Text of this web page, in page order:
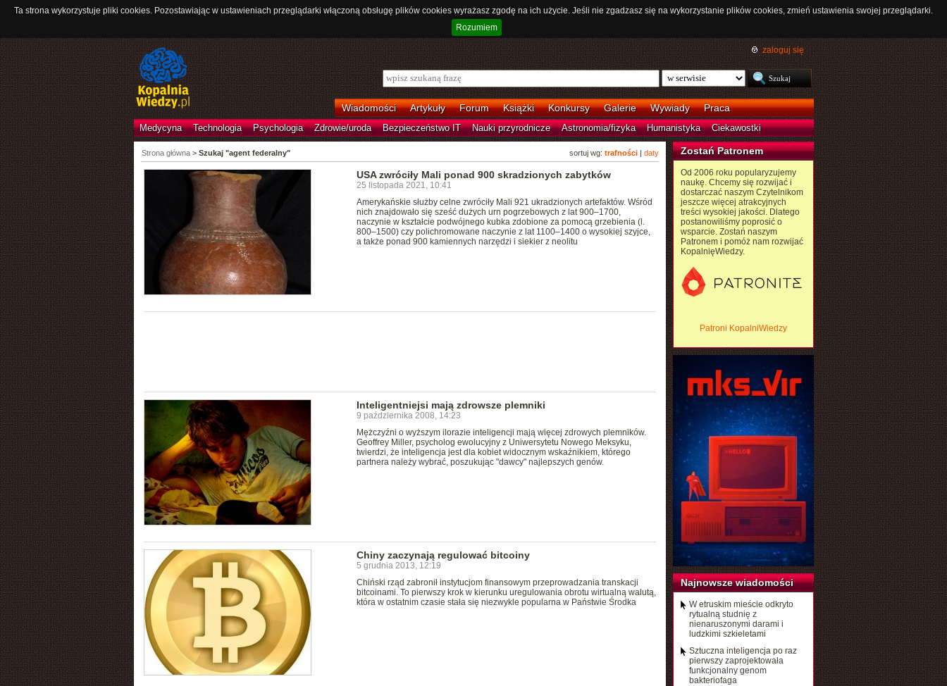
Ta strona wykorzystuje pliki cookies. Pozostawiając w ustawieniach przeglądarki włączoną obsługę plików cookies wyrażasz zgodę na ich użycie. Jeśli nie zgadzasz się na wykorzystanie plików cookies, zmień ustawienia swojej przeglądarki.
Rozumiem
zaloguj się
Wiadomości Artykuły Forum Książki Konkursy Galerie Wywiady Praca
Medycyna Technologia Psychologia Zdrowie/uroda Bezpieczeństwo IT Nauki przyrodnicze Astronomia/fizyka Humanistyka Ciekawostki
sortuj wg: trafności| daty
Strona główna> Szukaj "agent federalny"
USA zwróciły Mali ponad 900 skradzionych zabytków
25 listopada 2021, 10:41
Amerykańskie służby celne zwróciły Mali 921 ukradzionych artefaktów. Wśród
nich znajdowało się sześć dużych urn pogrzebowych z lat 900–1700,
naczynie w kształcie podwójnego kubka zdobione za pomocą grzebienia (l.
800–1500) czy polichromowane naczynie z lat 1100–1400 o wysokiej szyjce,
a także ponad 900 kamiennych narzędzi i siekier z neolitu
Inteligentniejsi mają zdrowsze plemniki
9 października 2008, 14:23
Mężczyźni o wyższym ilorazie inteligencji mają więcej zdrowych plemników.
Geoffrey Miller, psycholog ewolucyjny z Uniwersytetu Nowego Meksyku,
twierdzi, że inteligencja jest dla kobiet widocznym wskaźnikiem, którego
partnera należy wybrać, poszukując "dawcy" najlepszych genów.
Chiny zaczynają regulować bitcoiny
5 grudnia 2013, 12:19
Chiński rząd zabronił instytucjom finansowym przeprowadzania transkacji
bitcoinami. To pierwszy krok w kierunku uregulowania obrotu wirtualną walutą,
która w ostatnim czasie stała się niezwykle popularna w Państwie Środka
Zostań Patronem
Od 2006 roku popularyzujemy
naukę. Chcemy się rozwijać i
dostarczać naszym Czytelnikom
jeszcze więcej atrakcyjnych
treści wysokiej jakości. Dlatego
postanowiliśmy poprosić o
wsparcie. Zostań naszym
Patronem i pomóż nam rozwijać
KopalnięWiedzy.
Patroni KopalniWiedzy
Najnowsze wiadomości
W etruskim mieście odkryto
rytualną studnię z
nienaruszonymi darami i
ludzkimi szkieletami
Sztuczna inteligencja po raz
pierwszy zaprojektowała
funkcjonalny genom
bakteriofaga